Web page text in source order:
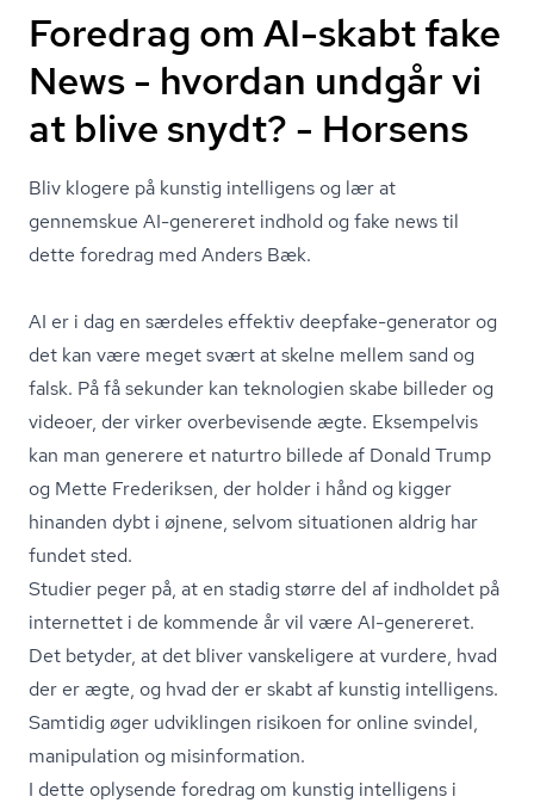
Foredrag om AI-skabt fake
News - hvordan undgår vi
at blive snydt? - Horsens
Bliv klogere på kunstig intelligens og lær at
gennemskue AI-genereret indhold og fake news til
dette foredrag med Anders Bæk.
AI er i dag en særdeles effektiv deepfake-generator og
det kan være meget svært at skelne mellem sand og
falsk. På få sekunder kan teknologien skabe billeder og
videoer, der virker overbevisende ægte. Eksempelvis
kan man generere et naturtro billede af Donald Trump
og Mette Frederiksen, der holder i hånd og kigger
hinanden dybt i øjnene, selvom situationen aldrig har
fundet sted.
Studier peger på, at en stadig større del af indholdet på
internettet i de kommende år vil være AI-genereret.
Det betyder, at det bliver vanskeligere at vurdere, hvad
der er ægte, og hvad der er skabt af kunstig intelligens.
Samtidig øger udviklingen risikoen for online svindel,
manipulation og misinformation.
I dette oplysende foredrag om kunstig intelligens i